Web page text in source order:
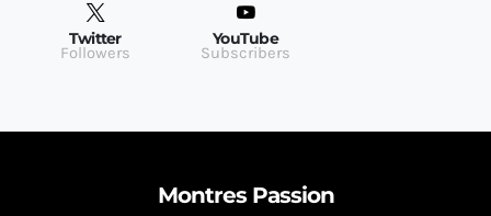
Twitter
Followers
YouTube
Subscribers
Montres Passion